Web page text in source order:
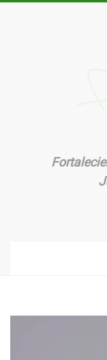
Organización